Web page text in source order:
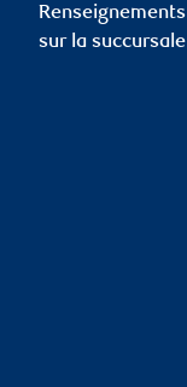
Renseignements
sur la succursale